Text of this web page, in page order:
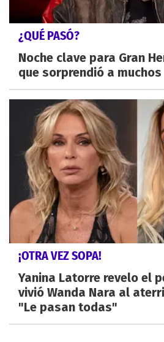
¿QUÉ PASÓ?
Noche clave para Gran
que sorprendió a muchos
¡OTRA VEZ SOPA!
Yanina Latorre revelo el
vivió Wanda Nara al
"Le pasan todas"